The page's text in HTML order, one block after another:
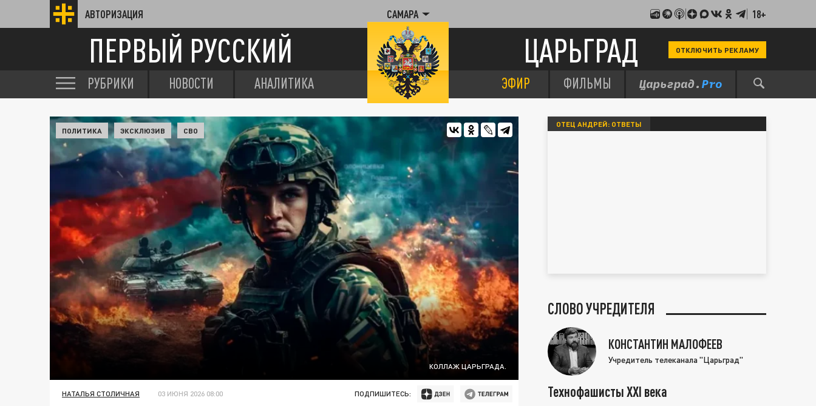
АВТОРИЗАЦИЯ САМАРА 18+
ПЕРВЫЙ РУССКИЙ ЦАРЬГРАД ОТКЛЮЧИТЬ РЕКЛАМУ
РУБРИКИ НОВОСТИ АНАЛИТИКА ЭФИР ФИЛЬМЫ
КОЛЛАЖ ЦАРЬГРАДА.
ПОЛИТИКА ЭКСКЛЮЗИВ СВО
НАТАЛЬЯ СТОЛИЧНАЯ 03 ИЮНЯ 2026 08:00 ПОДПИШИТЕСЬ:
ОТЕЦ АНДРЕЙ: ОТВЕТЫ
СЛОВО УЧРЕДИТЕЛЯ
КОНСТАНТИН МАЛОФЕЕВ
Учредитель телеканала "Царьград"
Технофашисты XXI века